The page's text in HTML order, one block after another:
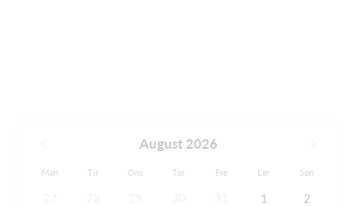
August 2026
Man Tir Ons Tor Fre Lør Søn
1 2